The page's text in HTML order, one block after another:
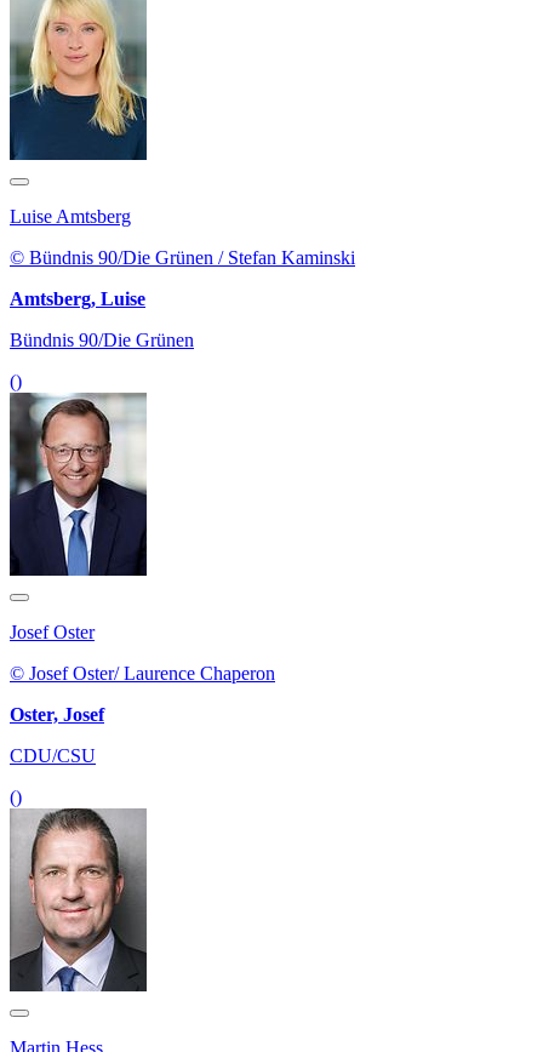
Luise Amtsberg
© Bündnis 90/Die Grünen / Stefan Kaminski
Amtsberg, Luise
Bündnis 90/Die Grünen
()
Josef Oster
© Josef Oster/ Laurence Chaperon
Oster, Josef
CDU/CSU
()
Martin Hess